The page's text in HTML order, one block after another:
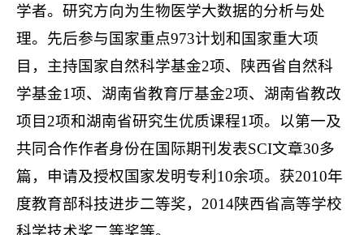
学者。研究方向为生物医学大数据的分析与处
理。先后参与国家重点973计划和国家重大项
目，主持国家自然科学基金2项、陕西省自然科
学基金1项、湖南省教育厅基金2项、湖南省教改
项目2项和湖南省研究生优质课程1项。以第一及
共同合作作者身份在国际期刊发表SCI文章30多
篇，申请及授权国家发明专利10余项。获2010年
度教育部科技进步二等奖，2014陕西省高等学校
科学技术奖二等奖等。